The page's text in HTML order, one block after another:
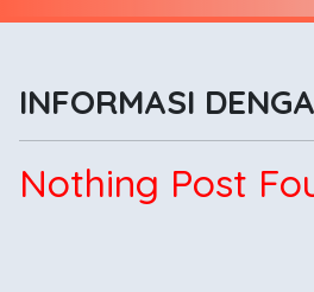
INFORMASI
Nothing Post